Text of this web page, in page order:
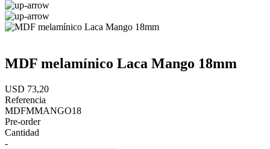
MDF melamínico Laca Mango 18mm
USD 73,20
Referencia
MDFMMANGO18
Pre-order
Cantidad
-